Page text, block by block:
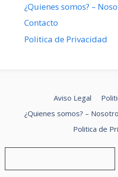
¿Quienes somos? –
Contacto
Politica de Privacidad
Aviso Legal
¿Quienes somos? –
Politica de